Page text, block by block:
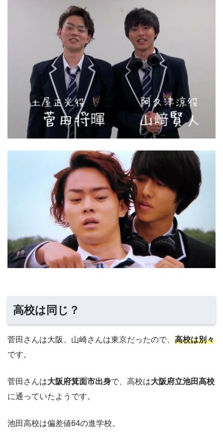
高校は同じ？
菅田さんは大阪、山崎さんは東京だったので、 高校は別々
です。
菅田さんは大阪府箕面市出身で、高校は大阪府立池田高校
に通っていたようです。
池田高校は偏差値64の進学校。